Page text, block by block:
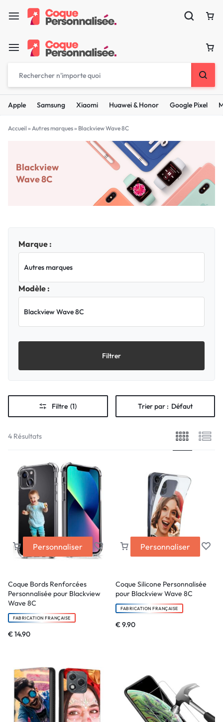
Apple Samsung Xiaomi Huawei & Honor Google Pixel
Accueil » Autres marques» Blackview Wave 8C
Blackview
Wave 8C
Marque :
Modèle :
Filtrer
Filtre (1) Trier par : Défaut
4 Résultats
Personnaliser
Coque Bords Renforcées
Personnalisée pour Blackview
Wave 8C
FABRICATION FRANÇAISE
€14.90
Personnaliser
Coque Silicone Personnalisée
pour Blackview Wave 8C
FABRICATION FRANÇAISE
€9.90